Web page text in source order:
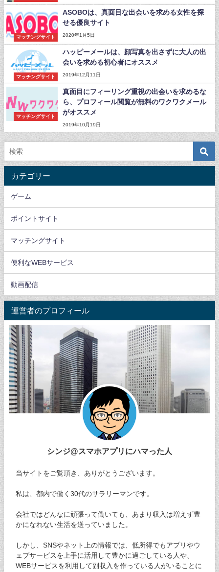
マッチングサイト
ASOBOは、真面目な出会いを求める女性を探
せる優良サイト
2020年1月5日
マッチングサイト
ハッピーメールは、顔写真を出さずに大人の出
会いを求める初心者にオススメ
2019年12月11日
マッチングサイト
真面目にフィーリング重視の出会いを求めるな
ら、プロフィール閲覧が無料のワクワクメール
がオススメ
2019年10月19日
カテゴリー
ゲーム
ポイントサイト
マッチングサイト
便利なWEBサービス
動画配信
運営者のプロフィール
シンジ@スマホアプリにハマった人
当サイトをご覧頂き、ありがとうございます。
私は、都内で働く30代のサラリーマンです。
会社ではどんなに頑張って働いても、あまり収入は増えず豊
かになれない生活を送っていました。
しかし、SNSやネット上の情報では、低所得でもアプリやウ
ェブサービスを上手に活用して豊かに過ごしている人や、
WEBサービスを利用して副収入を作っている人がいることに